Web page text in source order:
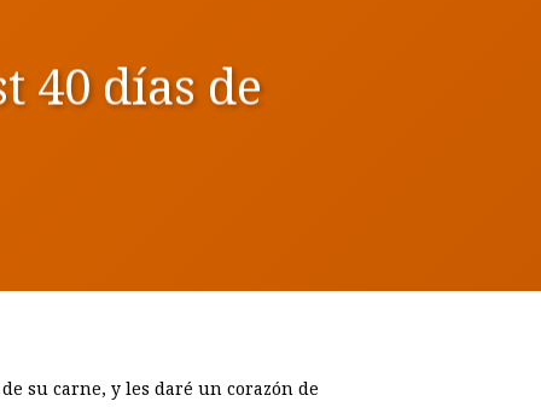
40 días de
su carne, y les daré un corazón de